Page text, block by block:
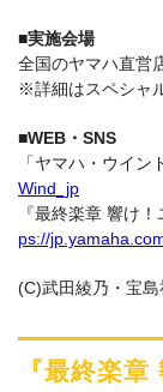
■実施会場
全国のヤマハ直営
※詳細はスペシャ
■WEB・SNS
「ヤマハ・ウイン
Wind_jp
『最終楽章 響け
ps://
(C)武田綾乃・宝
『最終楽